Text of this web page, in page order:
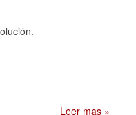
Leer mas »